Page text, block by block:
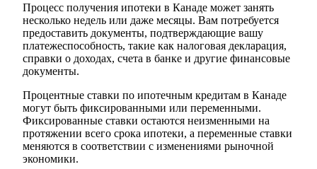
Процесс получения ипотеки в Канаде может занять
несколько недель или даже месяцы. Вам потребуется
предоставить документы, подтверждающие вашу
платежеспособность, такие как налоговая декларация,
справки о доходах, счета в банке и другие финансовые
документы.
Процентные ставки по ипотечным кредитам в Канаде
могут быть фиксированными или переменными.
Фиксированные ставки остаются неизменными на
протяжении всего срока ипотеки, а переменные ставки
меняются в соответствии с изменениями рыночной
экономики.